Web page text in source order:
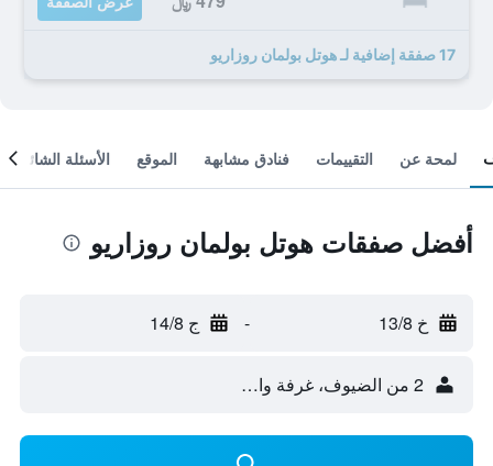
17 صفقة إضافية لـ هوتل بولمان روزاريو
لمحة عن التقييمات فنادق مشابهة الموقع الأسئلة الشائعة
أفضل صفقات هوتل بولمان روزاريو
خ 13/8 - ج 14/8
2 من الضيوف، غرفة واحدة